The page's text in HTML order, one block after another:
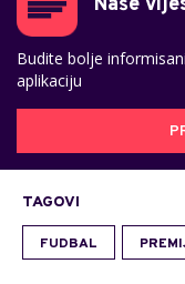
Naše
Budite bolje
aplikaciju
TAGOVI
FUDBAL